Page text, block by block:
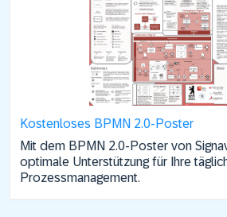
Kostenloses BPMN 2.0-Poster
Mit dem BPMN 2.0-Poster von
optimale Unterstützung für Ihre
Prozessmanagement.